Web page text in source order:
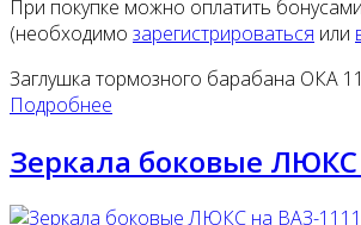
При покупке можно оплатить
(необходимо зарегистрироваться или
Заглушка тормозного барабана ОКА
Подробнее
Зеркала боковые